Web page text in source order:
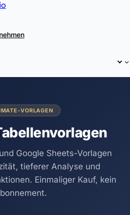
VORLAGEN
Google Sheets-Vorlagen
tieferer Analyse und
Einmaliger Kauf, kein